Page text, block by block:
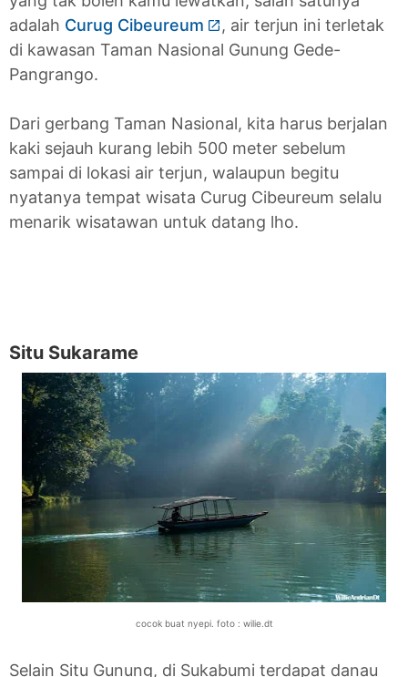
adalah Curug Cibeureum
, air terjun ini terletak
di kawasan Taman Nasional Gunung Gede-
Pangrango.
Dari gerbang Taman Nasional, kita harus berjalan
kaki sejauh kurang lebih 500 meter sebelum
sampai di lokasi air terjun, walaupun begitu
nyatanya tempat wisata Curug Cibeureum selalu
menarik wisatawan untuk datang lho.
Situ Sukarame
cocok buat nyepi. foto : wilie.dt
Selain Situ Gunung, di Sukabumi terdapat danau